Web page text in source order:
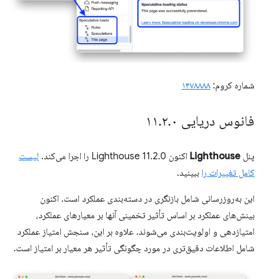
شماره کروم: ۱۴۷۸۸۸۸
فانوس دریایی ۱۱ .۲.۰
پنل Lighthouse اکنون Lighthouse 11.2.0 را اجرا می‌کند.
لیست
کامل تغییرات را ببینید.
این به‌روزرسانی شامل بازنگری در دسته‌بندی عملکرد است. اکنون
بینش‌های عملکرد بر اساس تأثیر تخمینی آنها بر معیارهای عملکرد،
امتیازدهی و اولویت‌بندی می‌شوند. علاوه بر این، سنجش امتیاز عملکرد
شامل اطلاعات دقیق‌تری در مورد چگونگی تأثیر هر معیار بر امتیاز است.